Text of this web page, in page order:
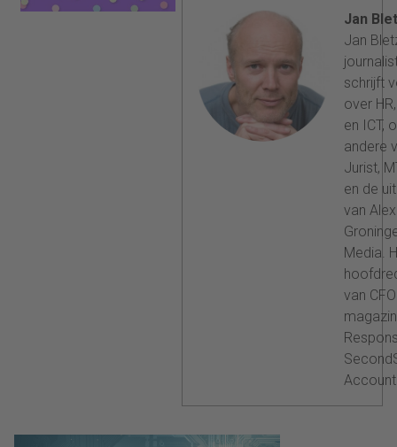
Jan
Jan
schrijft
over
en ICT,
andere
Jurist,
en de
van
Media.
van CFO